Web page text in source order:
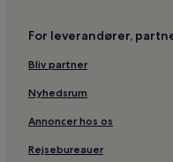
For leverandører,
Bliv partner
Nyhedsrum
Annoncer hos os
Rejsebureauer